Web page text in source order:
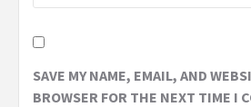
SAVE MY NAME, EMAIL, AND
BROWSER FOR THE NEXT TIME I